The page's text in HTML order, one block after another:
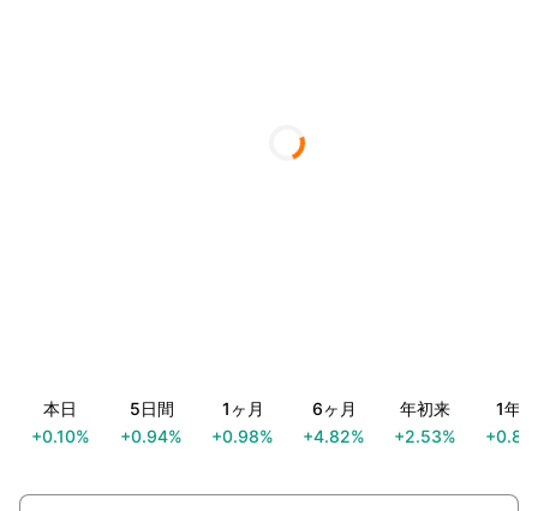
本日
+0.10%
5日間
+0.94%
1ヶ月
+0.98%
6ヶ月
+4.82%
年初来
+2.53%
1年間